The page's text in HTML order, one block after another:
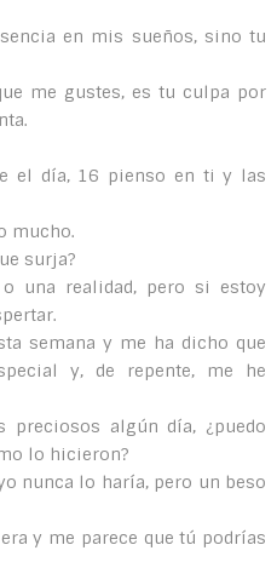
en mis sueños, sino tu
me gustes, es tu culpa por
el día, 16 pienso en ti y las
mucho.
surja?
una realidad, pero si estoy
semana y me ha dicho que
y, de repente, me he
preciosos algún día, ¿puedo
lo hicieron?
nunca lo haría, pero un beso
y me parece que tú podrías